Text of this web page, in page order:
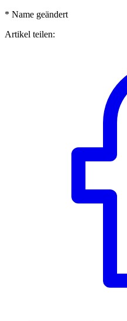
* Name geändert
Artikel teilen: